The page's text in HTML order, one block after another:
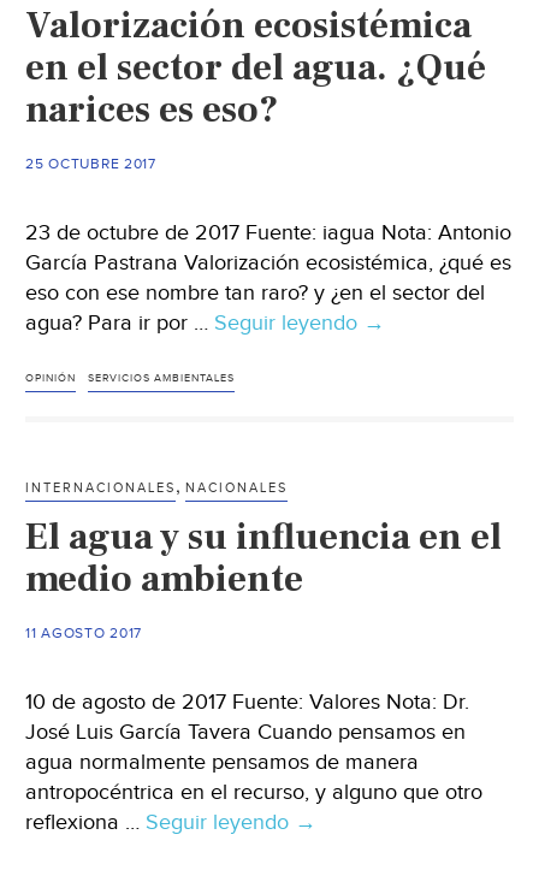
agua
Sol
Valorización ecosistémica
en el sector del agua. ¿Qué
narices es eso?
25 OCTUBRE 2017
23 de octubre de 2017 Fuente: iagua Nota: Antonio
García Pastrana Valorización ecosistémica, ¿qué es
eso con ese nombre tan raro? y ¿en el sector del
agua? Para ir por … Seguir leyendo Valorización
¿Qué
→
OPINIÓN SERVICIOS AMBIENTALES
INTERNACIONALES ,NACIONALES
El agua y su influencia en el
medio ambiente
11 AGOSTO 2017
10 de agosto de 2017 Fuente: Valores Nota: Dr.
José Luis García Tavera Cuando pensamos en
agua normalmente pensamos de manera
antropocéntrica en el recurso, y alguno que otro
reflexiona … Seguir leyendo El
→